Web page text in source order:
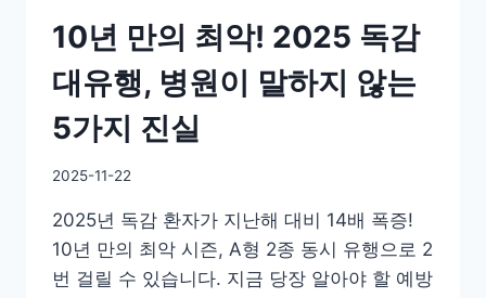
10년 만의 최악! 2025 독감
대유행, 병원이 말하지 않는
5가지 진실
By
이
슈
2025-11-22
2025년 독감 환자가 지난해 대비 14배 폭증!
10년 만의 최악 시즌, A형 2종 동시 유행으로 2
번 걸릴 수 있습니다. 지금 당장 알아야 할 예방